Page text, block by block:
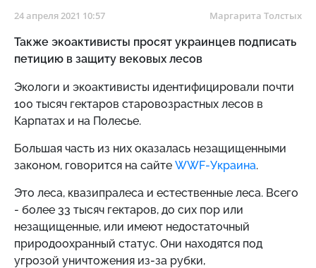
24 апреля 2021 10:57 Маргарита Толстых
Также экоактивисты просят украинцев подписать
петицию в защиту вековых лесов
Экологи и экоактивисты идентифицировали почти
100 тысяч гектаров старовозрастных лесов в
Карпатах и ​​на Полесье.
Большая часть из них оказалась незащищенными
законом, говорится на сайте WWF-Украина.
Это леса, квазипралеса и естественные леса. Всего
- более 33 тысяч гектаров, до сих пор или
незащищенные, или имеют недостаточный
природоохранный статус. Они находятся под
угрозой уничтожения из-за рубки,